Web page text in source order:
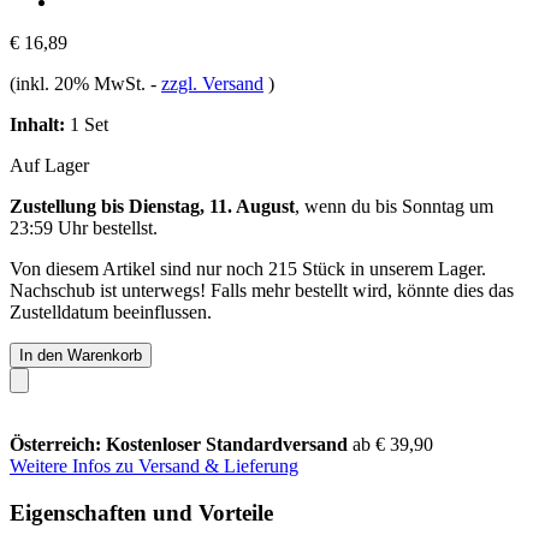
€ 16,89
(inkl. 20% MwSt. - zzgl. Versand )
Inhalt: 1 Set
Auf Lager
Zustellung bis Dienstag, 11. August, wenn du bis Sonntag um
23:59 Uhrbestellst.
Von diesem Artikel sind nur noch 215 Stück in unserem Lager.
Nachschub ist unterwegs! Falls mehr bestellt wird, könnte dies das
Zustelldatum beeinflussen.
In den Warenkorb
Österreich: Kostenloser Standardversand ab € 39,90
Weitere Infos zu Versand & Lieferung
Eigenschaften und Vorteile